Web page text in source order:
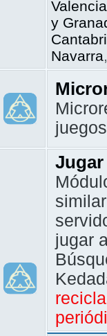
Valencia
y
Navarra
Jugar
jugar